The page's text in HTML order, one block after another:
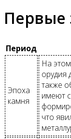
Первые
Период
Эпоха
камня
На
орудия
также
имеют
что